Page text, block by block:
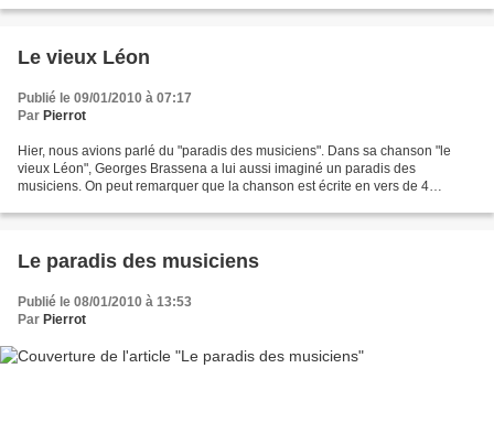
Le vieux Léon
Publié le 09/01/2010 à 07:17
Par Pierrot
Hier, nous avions parlé du "paradis des musiciens". Dans sa chanson "le
vieux Léon", Georges Brassena a lui aussi imaginé un paradis des
musiciens. On peut remarquer que la chanson est écrite en vers de 4
Le paradis des musiciens
Publié le 08/01/2010 à 13:53
Par Pierrot